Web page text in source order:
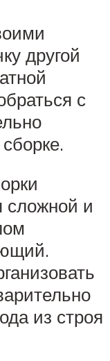
другой
с
сложной и
из строя